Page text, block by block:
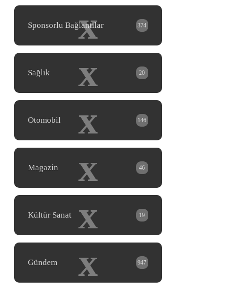
x
Sponsorlu Bağlantılar 374
x
Sağlık 20
x
Otomobil 146
x
Magazin 46
x
Kültür Sanat 19
x
Gündem 947